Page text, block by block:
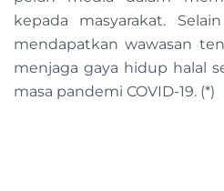
kepada masyarakat.
mendapatkan wawasan
menjaga gaya hidup halal
masa pandemi COVID-19. (*)